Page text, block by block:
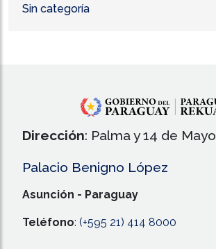
Sin categoría
Dirección: Palma y 14 de Mayo
Palacio Benigno López
Asunción - Paraguay
Teléfono: (+595 21) 414 8000